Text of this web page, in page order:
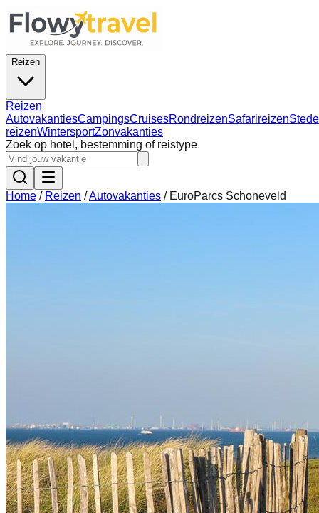
Reizen
Reizen
AutovakantiesCampingsCruisesRondreizenSafarireizen
reizenWintersportZonvakanties
Zoek op hotel, bestemming of reistype
Home / Reizen /Autovakanties / EuroParcs Schoneveld